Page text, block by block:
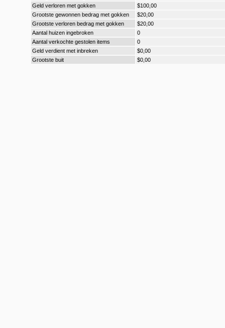
Geld verloren met gokken
$100,00
Grootste gewonnen bedrag met gokken
$20,00
Grootste verloren bedrag met gokken
$20,00
Aantal huizen ingebroken
0
Aantal verkochte gestolen items
0
Geld verdient met inbreken
$0,00
Grootste buit
$0,00